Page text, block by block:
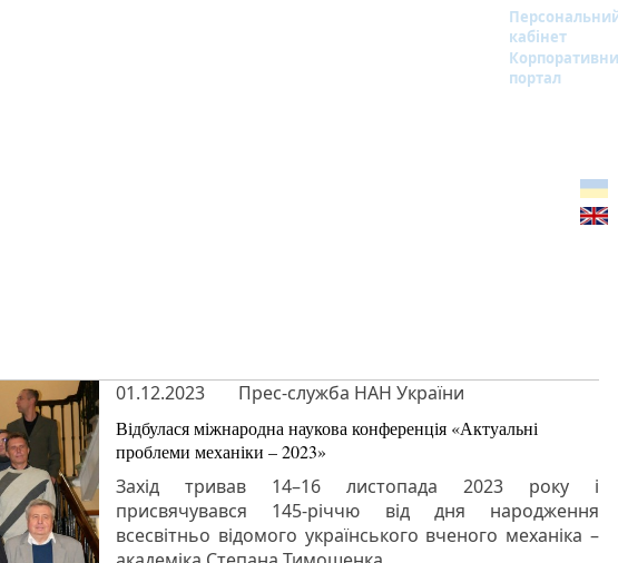
кабінет
портал
01.12.2023 Прес-служба НАН України
Відбулася міжнародна наукова конференція «Актуальні
проблеми механіки – 2023»
Захід тривав 14–16 листопада 2023 року і
присвячувався 145-річчю від дня народження
всесвітньо відомого українського вченого механіка –